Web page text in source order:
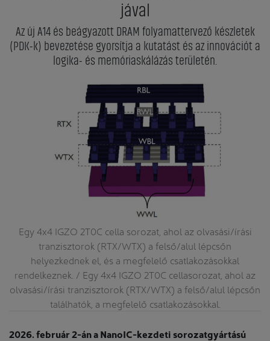
jával
Az új A14 és beágyazott DRAM folyamattervező készletek
(PDK-k) bevezetése gyorsítja a kutatást és az innovációt a
logika- és memóriaskálázás területén.
Egy 4x4 IGZO 2T0C cella sorozat, ahol az olvasási/írási
tranzisztorok (RTX/WTX) a felső/alul lépcsőn
helyezkednek el, és a megfelelő csatlakozásokkal
rendelkeznek. / Egy 4x4 IGZO 2T0C cellasorozat, ahol az
olvasási/írási tranzisztorok (RTX/WTX) a felső/alul lépcsőn
találhatók, a megfelelő csatlakozásokkal.
2026. február 2-án a NanoIC-kezdeti sorozatgyártású